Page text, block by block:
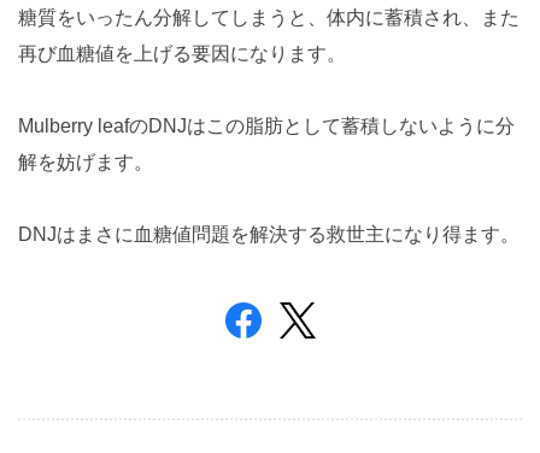
糖質をいったん分解してしまうと、体内に蓄積され、また
再び血糖値を上げる要因になります。
Mulberry leafのDNJはこの脂肪として蓄積しないように分
解を妨げます。
DNJはまさに血糖値問題を解決する救世主になり得ます。